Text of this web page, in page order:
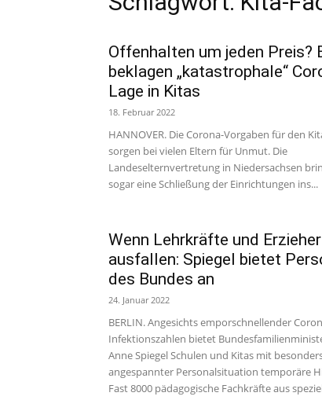
Offenhalten um jeden Preis?
beklagen „katastrophale“
Lage in Kitas
18. Februar 2022
HANNOVER. Die Corona-Vorgaben für den
sorgen bei vielen Eltern für Unmut. Die
Landeselternvertretung in Niedersachsen
sogar eine Schließung der Einrichtungen ins...
Wenn Lehrkräfte und
ausfallen: Spiegel bietet
des Bundes an
24. Januar 2022
BERLIN. Angesichts emporschnellender
Infektionszahlen bietet
Anne Spiegel Schulen und Kitas mit
angespannter Personalsituation temporäre
Fast 8000 pädagogische Fachkräfte aus